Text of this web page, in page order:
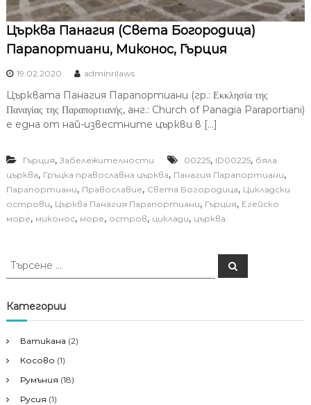
Църква Панагия (Света Богородица)
Парапортиани, Миконос, Гърция
19.02.2020 adminrilaws
Църквата Панагия Парапортиани (гр.: Εκκλησία της
Παναγίας της Παραπορτιανής, анг.: Church of Panagia Paraportiani)
е една от най-известните църкви в […]
Гърция, Забележителности 00225, ID00225, бяла
църква, Гръцка православна църква, Панагия Парапортиани,
Парапортиани, Православие, Света Богородица, Цикладски
острови, Църква Панагия Парапортиани, Гърция, Егейско
море, миконос, море, остров, циклади, църква
Т
с
е
е
з
а
Т
ъ
е
Категории
Ватикана (2)
Косово (1)
Румъния (18)
Русия (1)